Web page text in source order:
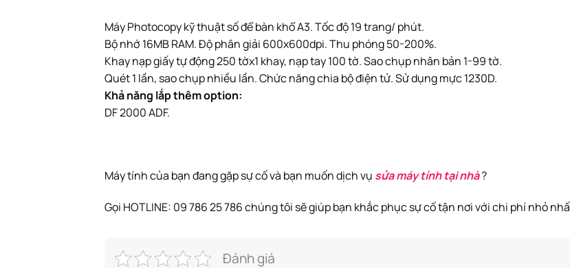
Máy Photocopy kỹ thuật số để bàn khổ A3. Tốc độ 19 trang/ phút.
Bộ nhớ 16MB RAM. Độ phân giải 600x600dpi. Thu phóng 50-200%.
Khay nạp giấy tự động 250 tờx1 khay, nạp tay 100 tờ. Sao chụp nhân bản 1-99 tờ.
Quét 1 lần, sao chụp nhiều lần. Chức năng chia bộ điện tử. Sử dụng mực 1230D.
Khả năng lắp thêm option:
DF 2000 ADF.
Máy tính của bạn đang gặp sự cố và bạn muốn dịch vụ sửa máy tính tại nhà?
Gọi HOTLINE: 09 786 25 786 chúng tôi sẽ giúp bạn khắc phục sự cố tận nơi với chi phí nhỏ
Đánh giá